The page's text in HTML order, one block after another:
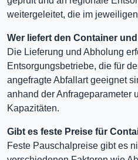
weitergeleitet, die im
Wer liefert den Container
Die Lieferung und Abholung
Entsorgungsbetriebe, die für
angefragte Abfallart geeignet
anhand der Anfrageparameter
Kapazitäten.
Gibt es feste Preise für
Feste Pauschalpreise gibt es